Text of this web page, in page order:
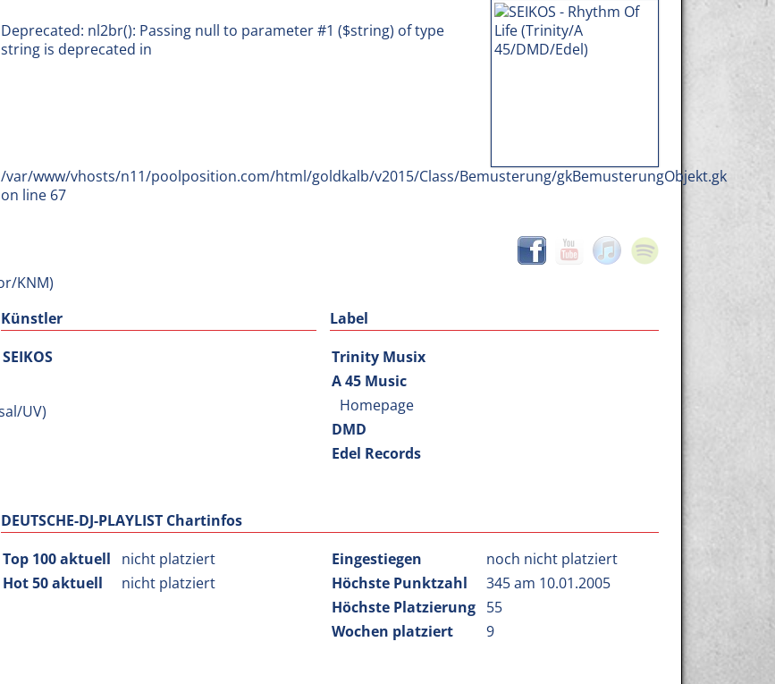
Deprecated: nl2br(): Passing null to parameter #1 ($string) of type
string is deprecated in
/var/www/vhosts/n11/poolposition.com/html/goldkalb/v2015/Class/Bemusterung/gkBemusterungObjekt.gk
on line 67
Künstler
SEIKOS
Label
Trinity Musix
A 45 Music
Homepage
DMD
Edel Records
DEUTSCHE-DJ-PLAYLIST Chartinfos
Top 100 aktuell
nicht platziert
Hot 50 aktuell
nicht platziert
Eingestiegen
noch nicht platziert
Höchste Punktzahl
345 am 10.01.2005
Höchste Platzierung 55
Wochen platziert
9